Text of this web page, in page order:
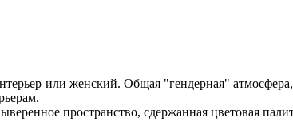
или женский. Общая "гендерная"
пространство, сдержанная цветовая